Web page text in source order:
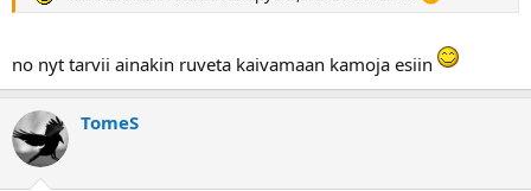
no nyt tarvii ainakin ruveta kaivamaan kamoja esiin
TomeS